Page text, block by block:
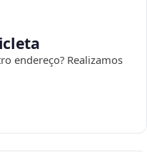
endereço? Realizamos